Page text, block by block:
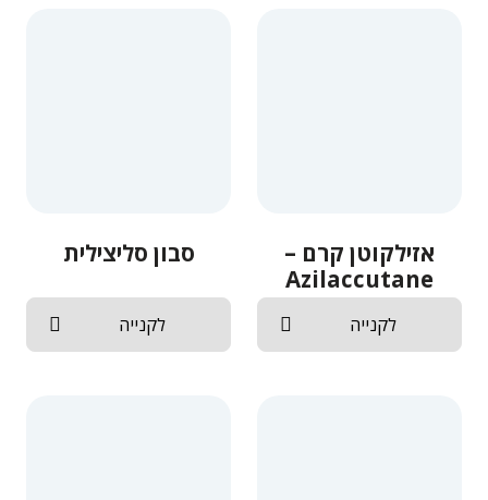
אזילקוטן קרם –
Azilaccutane
Care
לקנייה
סבון סליצילית
לקנייה